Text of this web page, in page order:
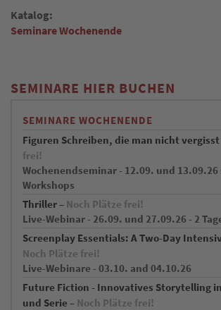
Katalog:
Seminare Wochenende
SEMINARE HIER BUCHEN
SEMINARE WOCHENENDE
Figuren Schreiben, die man nicht vergisst
frei!
Wochenendseminar - 12.09. und 13.09.26
Workshops
Thriller – Noch Plätze frei!
Live-Webinar - 26.09. und 27.09.26 - 2
Screenplay Essentials: A Two-Day
Noch Plätze frei!
Live-Webinare - 03.10. and 04.10.26
Future Fiction - Innovatives Storytelling
und Serie – Noch Plätze frei!